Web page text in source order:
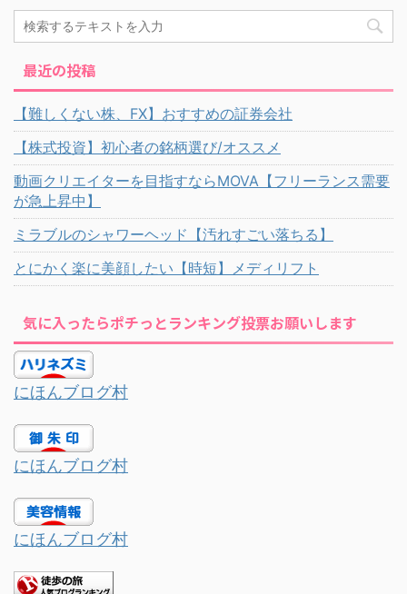
最近の投稿
【難しくない株、FX】おすすめの証券会社
【株式投資】初心者の銘柄選び/オススメ
動画クリエイターを目指すならMOVA【フリーランス需要
が急上昇中】
ミラブルのシャワーヘッド【汚れすごい落ちる】
とにかく楽に美顔したい【時短】メディリフト
気に入ったらポチっとランキング投票お願いします
にほんブログ村
にほんブログ村
にほんブログ村